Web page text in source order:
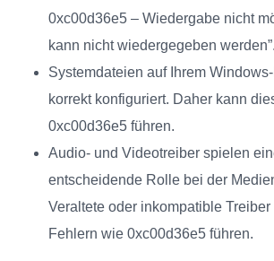
0xc00d36e5 – Wiedergabe nicht
kann nicht wiedergegeben werden”.
Systemdateien auf Ihrem
korrekt konfiguriert. Daher kann
0xc00d36e5 führen.
Audio- und Videotreiber spielen
entscheidende Rolle bei der
Veraltete oder inkompatible Treiber
Fehlern wie 0xc00d36e5 führen.